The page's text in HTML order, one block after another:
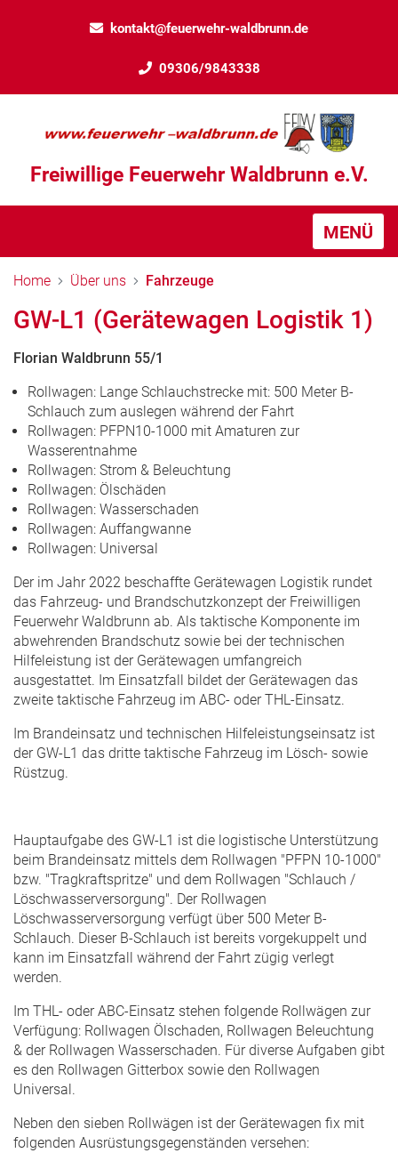
kontakt@feuerwehr-waldbrunn.de
09306/9843338
Freiwillige Feuerwehr Waldbrunn e.V.
MENÜ
Home Über uns Fahrzeuge
GW-L1 (Gerätewagen Logistik 1)
Florian Waldbrunn 55/1
Rollwagen: Lange Schlauchstrecke mit: 500 Meter B-
Schlauch zum auslegen während der Fahrt
Rollwagen: PFPN10-1000 mit Amaturen zur
Wasserentnahme
Rollwagen: Strom & Beleuchtung
Rollwagen: Ölschäden
Rollwagen: Wasserschaden
Rollwagen: Auffangwanne
Rollwagen: Universal
Der im Jahr 2022 beschaffte Gerätewagen Logistik rundet
das Fahrzeug- und Brandschutzkonzept der Freiwilligen
Feuerwehr Waldbrunn ab. Als taktische Komponente im
abwehrenden Brandschutz sowie bei der technischen
Hilfeleistung ist der Gerätewagen umfangreich
ausgestattet. Im Einsatzfall bildet der Gerätewagen das
zweite taktische Fahrzeug im ABC- oder THL-Einsatz.
Im Brandeinsatz und technischen Hilfeleistungseinsatz ist
der GW-L1 das dritte taktische Fahrzeug im Lösch- sowie
Rüstzug.
Hauptaufgabe des GW-L1 ist die logistische Unterstützung
beim Brandeinsatz mittels dem Rollwagen "PFPN 10-1000"
bzw. "Tragkraftspritze" und dem Rollwagen "Schlauch /
Löschwasserversorgung". Der Rollwagen
Löschwasserversorgung verfügt über 500 Meter B-
Schlauch. Dieser B-Schlauch ist bereits vorgekuppelt und
kann im Einsatzfall während der Fahrt zügig verlegt
werden.
Im THL- oder ABC-Einsatz stehen folgende Rollwägen zur
Verfügung: Rollwagen Ölschaden, Rollwagen Beleuchtung
& der Rollwagen Wasserschaden. Für diverse Aufgaben gibt
es den Rollwagen Gitterbox sowie den Rollwagen
Universal.
Neben den sieben Rollwägen ist der Gerätewagen fix mit
folgenden Ausrüstungsgegenständen versehen: